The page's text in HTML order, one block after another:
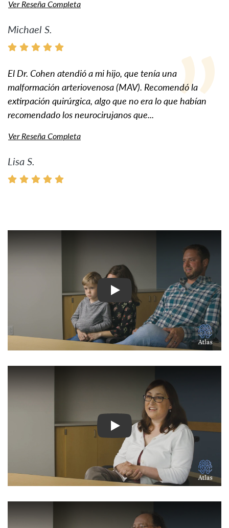
Ver Reseña Completa
Michael S.
El Dr. Cohen atendió a mi hijo, que tenía una
malformación arteriovenosa (MAV). Recomendó la
extirpación quirúrgica, algo que no era lo que habían
recomendado los neurocirujanos que...
Ver Reseña Completa
Lisa S.